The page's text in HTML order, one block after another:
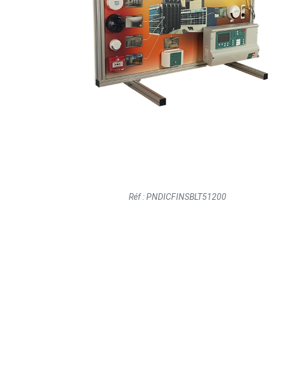
Réf : PNDICFINSBLT51200